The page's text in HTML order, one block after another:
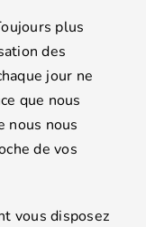
plus
des
jour ne
que nous
nous nous
de vos
vous disposez